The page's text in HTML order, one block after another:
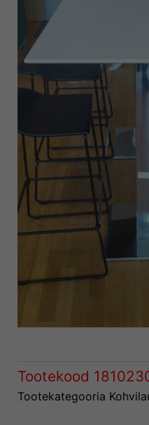
Tootekood
Tootekategooria